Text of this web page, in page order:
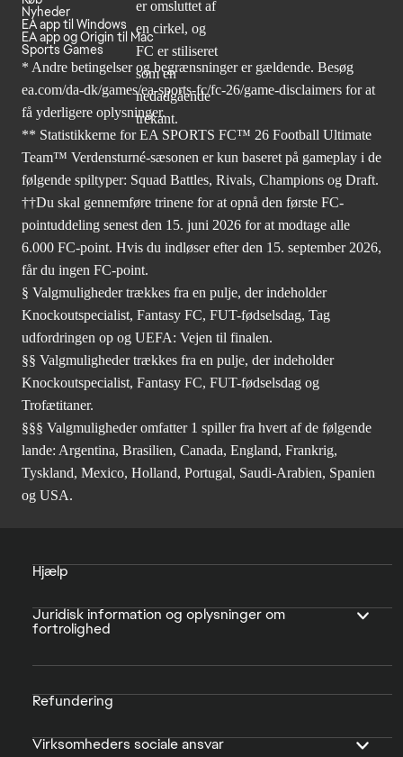
Nyheder
EA app til Windows
EA app og Origin til Mac
Sports Games
* Andre betingelser og begrænsninger er gældende. Besøg
ea.com/da-dk/games/ea-sports-fc/fc-26/game-disclaimers for at
få yderligere oplysninger.
** Statistikkerne for EA SPORTS FC™ 26 Football Ultimate
Team™ Verdensturné-sæsonen er kun baseret på gameplay i de
følgende spiltyper: Squad Battles, Rivals, Champions og Draft.
††Du skal gennemføre trinene for at opnå den første FC-
pointuddeling senest den 15. juni 2026 for at modtage alle
6.000 FC-point. Hvis du indløser efter den 15. september 2026,
får du ingen FC-point.
§ Valgmuligheder trækkes fra en pulje, der indeholder
Knockoutspecialist, Fantasy FC, FUT-fødselsdag, Tag
udfordringen op og UEFA: Vejen til finalen.
§§ Valgmuligheder trækkes fra en pulje, der indeholder
Knockoutspecialist, Fantasy FC, FUT-fødselsdag og
Trofætitaner.
§§§ Valgmuligheder omfatter 1 spiller fra hvert af de følgende
lande: Argentina, Brasilien, Canada, England, Frankrig,
Tyskland, Mexico, Holland, Portugal, Saudi-Arabien, Spanien
og USA.
Hjælp
Juridisk information og oplysninger om
fortrolighed
Refundering
Virksomheders sociale ansvar